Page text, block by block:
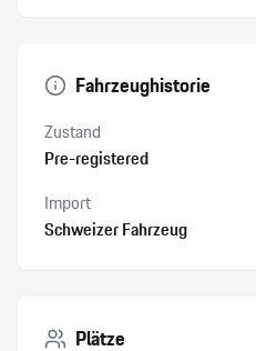
Fahrzeughistorie
Zustand
Pre-registered
Import
Schweizer Fahrzeug
Plätze